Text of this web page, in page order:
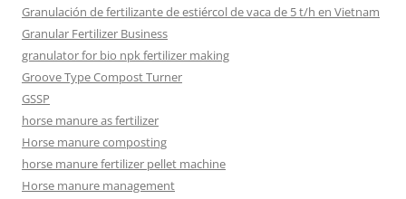
Granulación de fertilizante de estiércol de vaca de 5 t/h en Vietnam
Granular Fertilizer Business
granulator for bio npk fertilizer making
Groove Type Compost Turner
GSSP
horse manure as fertilizer
Horse manure composting
horse manure fertilizer pellet machine
Horse manure management